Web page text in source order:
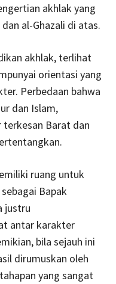
akhlak yang
al-Ghazali di atas.
akhlak, terlihat
orientasi yang
Perbedaan bahwa
dan Islam,
Barat dan
ruang untuk
Bapak
justru
antar karakter
bila sejauh ini
dirumuskan oleh
yang sangat